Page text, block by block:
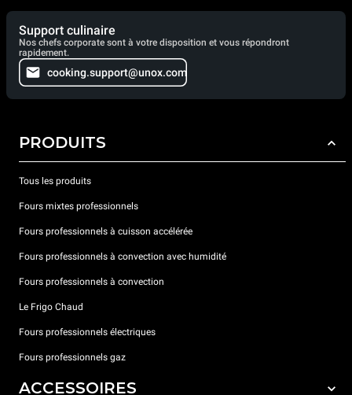
Support culinaire
Nos chefs corporate sont à votre disposition et vous répondront
rapidement.
cooking.support@unox.com
PRODUITS
Tous les produits
Fours mixtes professionnels
Fours professionnels à cuisson accélérée
Fours professionnels à convection avec humidité
Fours professionnels à convection
Le Frigo Chaud
Fours professionnels électriques
Fours professionnels gaz
ACCESSOIRES